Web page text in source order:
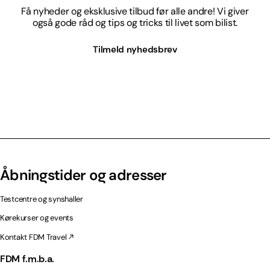
Få nyheder og eksklusive tilbud før alle andre! Vi giver
også gode råd og tips og tricks til livet som bilist.
Tilmeld nyhedsbrev
Åbningstider og adresser
Testcentre og synshaller
Kørekurser og events
Kontakt FDM Travel
FDM f.m.b.a.